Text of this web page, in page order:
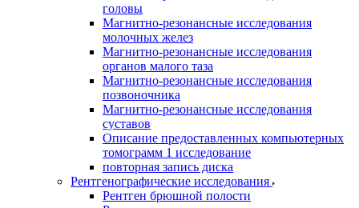
головы
Магнитно-резонансные исследования
молочных желез
Магнитно-резонансные исследования
органов малого таза
Магнитно-резонансные исследования
позвоночника
Магнитно-резонансные исследования
суставов
Описание предоставленных компьютерных
томограмм 1 исследование
повторная запись диска
Рентгенографические исследования
Рентген брюшной полости